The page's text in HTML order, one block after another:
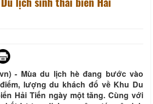
- Mùa du lịch hè đang bước vào
lượng du khách đổ về Khu Du
Hải Tiến ngày một tăng. Cùng với